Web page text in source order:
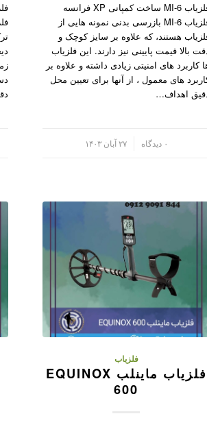
فلزیاب MI-6 ساخت کمپانی XP فرانسه
فلزیاب MI-6 بازرسی بدنی نمونه هایی از
هستند، که علاوه بر سایز کوچک و
بالا قیمت پایینی نیز دارند. این فلزیاب
کاربرد های امنیتی زیادی داشته و علاوه بر
های معمول ، از آنها برای تعیین محل
اهداف…
۰ دیدگاه ۲۷ آبان ۱۴۰۳
فلزیاب
فلزیاب ماینلب EQUINOX
600